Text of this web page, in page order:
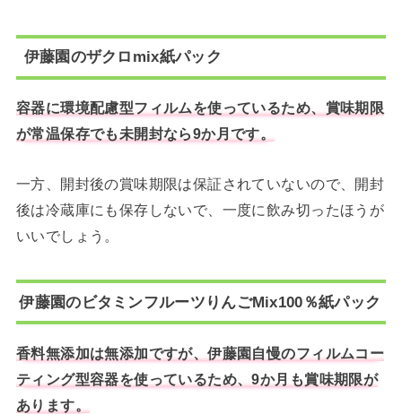
伊藤園のザクロmix紙パック
容器に環境配慮型フィルムを使っているため、賞味期限
が常温保存でも未開封なら9か月です。
一方、開封後の賞味期限は保証されていないので、開封
後は冷蔵庫にも保存しないで、一度に飲み切ったほうが
いいでしょう。
伊藤園のビタミンフルーツりんごMix100％紙パック
香料無添加は無添加ですが、伊藤園自慢のフィルムコー
ティング型容器を使っているため、9か月も賞味期限が
あります。